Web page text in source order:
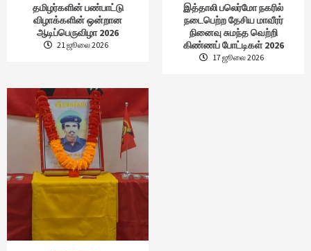
தமிழர்களின் பண்பாட்டு
விழாக்களின் ஒன்றான
ஆடிப்பெருவிழா 2026
21 ஜூலை 2026
இத்தாலி பலெர்மோ நகரில்
நடைபெற்ற தேசிய மாவீரர்
நினைவு சுமந்த வெற்றி
கிண்ணப் போட்டிகள் 2026
17 ஜூலை 2026